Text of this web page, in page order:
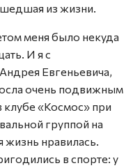
из жизни.
меня было некуда
И я с
Евгеньевича,
очень подвижным
клубе «Космос» при
группой на
жизнь нравилась.
в спорте: у